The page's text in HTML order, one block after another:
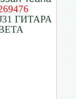
ГИТАРА